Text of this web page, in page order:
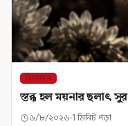
বিনোদন
স্তব্ধ হল ময়নার ছলাৎ
৬/৮/২০২৬ 1 মিনিট পড়া